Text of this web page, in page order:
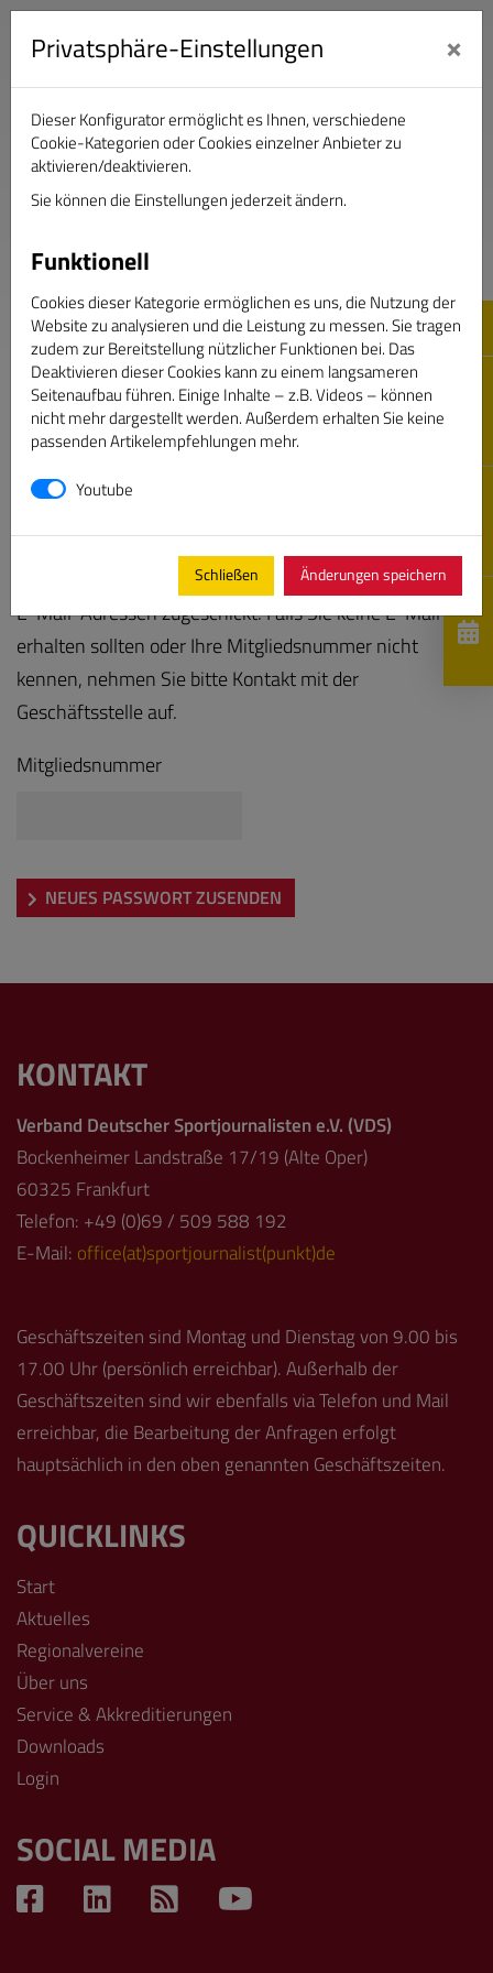
Verband Deutscher Sportjournalisten e.V.
Passwort vergessen
anschließend ein neues Kennwort an die hinterlegten
E-Mail-Adressen zugeschickt. Falls Sie keine E-Mail
erhalten sollten oder Ihre Mitgliedsnummer nicht
kennen, nehmen Sie bitte Kontakt mit der
Geschäftsstelle auf.
Mitgliedsnummer
NEUES PASSWORT ZUSENDEN
Privatsphäre-Einstellungen ×
Dieser Konfigurator ermöglicht es Ihnen, verschiedene
Cookie-Kategorien oder Cookies einzelner Anbieter zu
aktivieren/deaktivieren.
Sie können die Einstellungen jederzeit ändern.
Funktionell
Cookies dieser Kategorie ermöglichen es uns, die Nutzung der
Website zu analysieren und die Leistung zu messen. Sie tragen
zudem zur Bereitstellung nützlicher Funktionen bei. Das
Deaktivieren dieser Cookies kann zu einem langsameren
Seitenaufbau führen. Einige Inhalte – z.B. Videos – können
nicht mehr dargestellt werden. Außerdem erhalten Sie keine
passenden Artikelempfehlungen mehr.
Youtube
Schließen Änderungen speichern
KONTAKT
Verband Deutscher Sportjournalisten e.V. (VDS)
Bockenheimer Landstraße 17/19 (Alte Oper)
60325 Frankfurt
Telefon: +49 (0)69 / 509 588 192
E-Mail: office(at)sportjournalist(punkt)de
Geschäftszeiten sind Montag und Dienstag von 9.00 bis
17.00 Uhr (persönlich erreichbar). Außerhalb der
Geschäftszeiten sind wir ebenfalls via Telefon und Mail
erreichbar, die Bearbeitung der Anfragen erfolgt
hauptsächlich in den oben genannten Geschäftszeiten.
QUICKLINKS
Start
Aktuelles
Regionalvereine
Über uns
Service & Akkreditierungen
Downloads
Login
SOCIAL MEDIA